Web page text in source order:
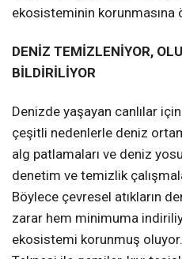
ekosisteminin korunmasına
DENİZ TEMİZLENİYOR,
BİLDİRİLİYOR
Denizde yaşayan canlılar
çeşitli nedenlerle deniz
alg patlamaları ve deniz
denetim ve temizlik
Böylece çevresel atıkların
zarar hem minimuma
ekosistemi korunmuş